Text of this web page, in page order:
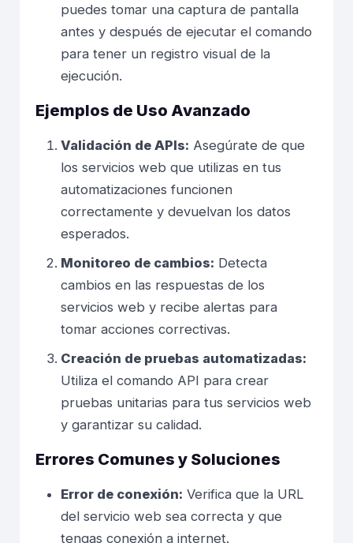
puedes tomar una captura de pantalla
antes y después de ejecutar el comando
para tener un registro visual de la
ejecución.
Ejemplos de Uso Avanzado
Validación de APIs: Asegúrate de que
los servicios web que utilizas en tus
automatizaciones funcionen
correctamente y devuelvan los datos
esperados.
Monitoreo de cambios: Detecta
cambios en las respuestas de los
servicios web y recibe alertas para
tomar acciones correctivas.
Creación de pruebas automatizadas:
Utiliza el comando API para crear
pruebas unitarias para tus servicios web
y garantizar su calidad.
Errores Comunes y Soluciones
Error de conexión: Verifica que la URL
del servicio web sea correcta y que
tengas conexión a internet.